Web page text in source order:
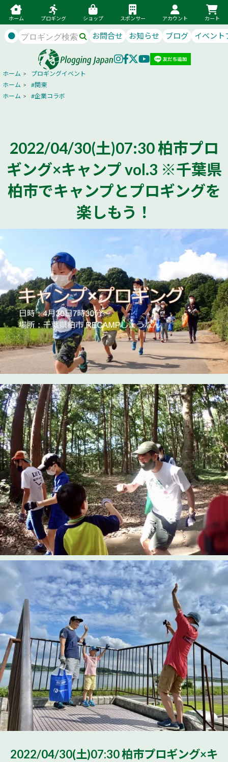
ホーム プロギング ショップ スポンサー アカウント カート
● お問合せ お知らせ ブログ イベント
ホーム >
プロギングイベント
ホーム >
#関東
ホーム > #企業コラボ
2022/04/30(土)07:30 柏市プロ
ギング×キャンプ vol.3 ※千葉県
柏市でキャンプとプロギングを
楽しもう！
2022/04/30(土)07:30 柏市プロギング×キ